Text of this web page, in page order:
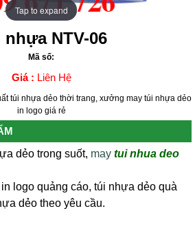
Tap to expand
Tap to expand
nhựa NTV-06
Mã số:
Giá : Liên Hệ
túi nhựa dẻo thời trang, xưởng may túi nhựa dẻo
in logo giá rẻ
dẻo trong suốt, may tui nhua deo
logo quảng cáo, túi nhựa dẻo quà
dẻo theo yêu cầu.